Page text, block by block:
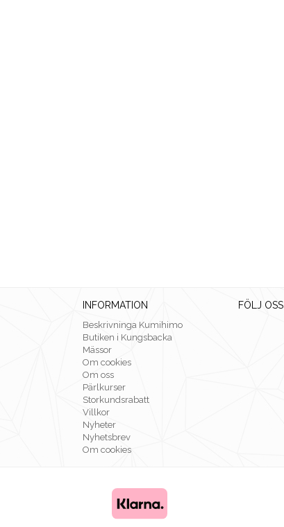
INFORMATION
Beskrivninga Kumihimo
Butiken i Kungsbacka
Mässor
Om cookies
Om oss
Pärlkurser
Storkundsrabatt
Villkor
Nyheter
Nyhetsbrev
Om cookies
FÖLJ OSS